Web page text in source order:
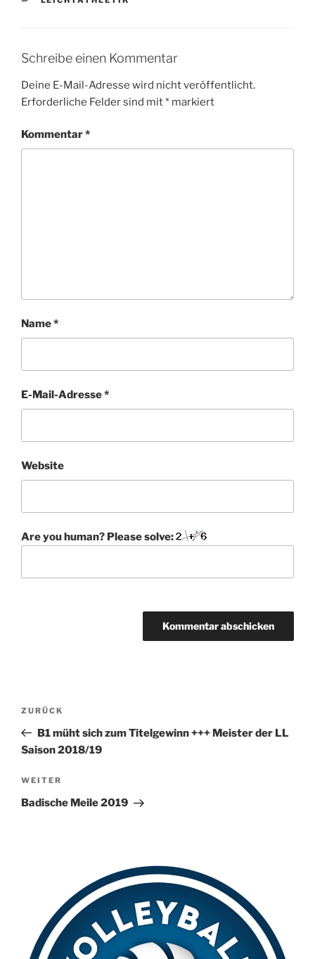
Schreibe einen Kommentar
Deine E-Mail-Adresse wird nicht veröffentlicht.
Erforderliche Felder sind mit* markiert
Kommentar*
Name*
E-Mail-Adresse*
Website
Are you human? Please solve:
e
r
n
t
i
Beitragsnavigation
Vorheriger
Beitrag
ZURÜCK
B1 müht sich zum Titelgewinn +++ Meister der LL
Saison 2018/19
Nächster
Beitrag
WEITER
Badische Meile 2019